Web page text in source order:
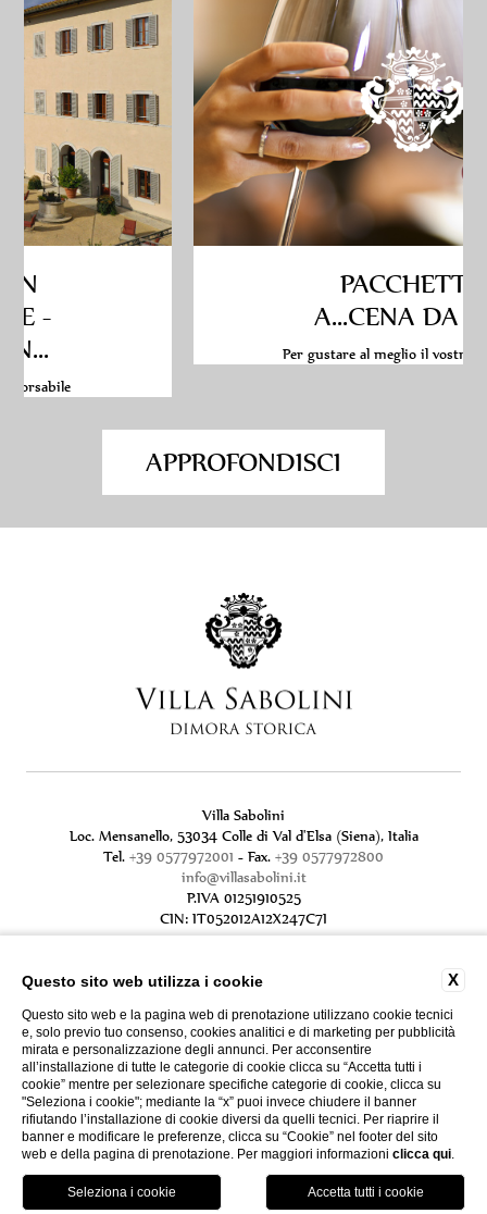
PACCHETTO
A...CENA DA NOI
Per gustare al meglio il vostro soggiorn...
APPROFONDISCI
Villa Sabolini
Loc. Mensanello, 53034 Colle di Val d'Elsa (Siena), Italia
Tel. +39 0577972001 - Fax. +39 0577972800
info@villasabolini.it
P.IVA 01251910525
CIN: IT052012A12X247C7I
CONTATTI PRIVACY
DATI SOCIETARI
COOKIE POLICY
GDS ACCESSIBILITÀ
X
Questo sito web utilizza i cookie
Questo sito web e la pagina web di prenotazione utilizzano cookie tecnici
e, solo previo tuo consenso, cookies analitici e di marketing per pubblicità
mirata e personalizzazione degli annunci. Per acconsentire
all’installazione di tutte le categorie di cookie clicca su “Accetta tutti i
cookie” mentre per selezionare specifiche categorie di cookie, clicca su
"Seleziona i cookie"; mediante la “x” puoi invece chiudere il banner
rifiutando l’installazione di cookie diversi da quelli tecnici. Per riaprire il
banner e modificare le preferenze, clicca su “Cookie” nel footer del sito
web e della pagina di prenotazione. Per maggiori informazioni clicca qui.